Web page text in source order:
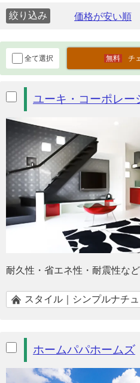
絞り込み
全て選択 チ
ユーキ・コーポレー
耐久性・省エネ性・耐震性な
スタイル｜シンプルナチ
ホームパパホームズ